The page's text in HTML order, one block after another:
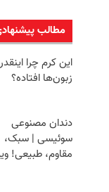
مطالب
این کرم چرا
زبون‌ها افتاده؟
دندان مصنوعی
سوئیسی | سبک،
مقاوم، طبیعی!